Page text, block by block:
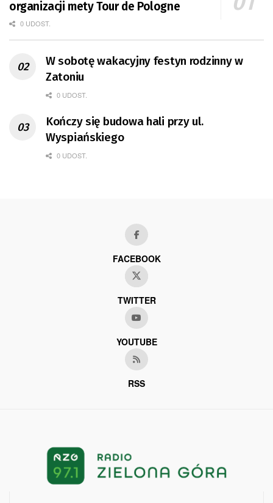
organizacji mety Tour de Pologne
0 UDOST.
W sobotę wakacyjny festyn rodzinny w
Zatoniu
0 UDOST.
Kończy się budowa hali przy ul.
Wyspiańskiego
0 UDOST.
FACEBOOK
TWITTER
YOUTUBE
RSS